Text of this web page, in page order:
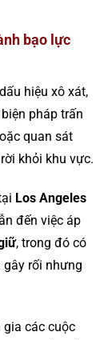
bạo lực
hiệu xô xát,
pháp trấn
quan sát
khỏi khu vực.
Los Angeles
đến việc áp
, trong đó có
rối nhưng
các cuộc